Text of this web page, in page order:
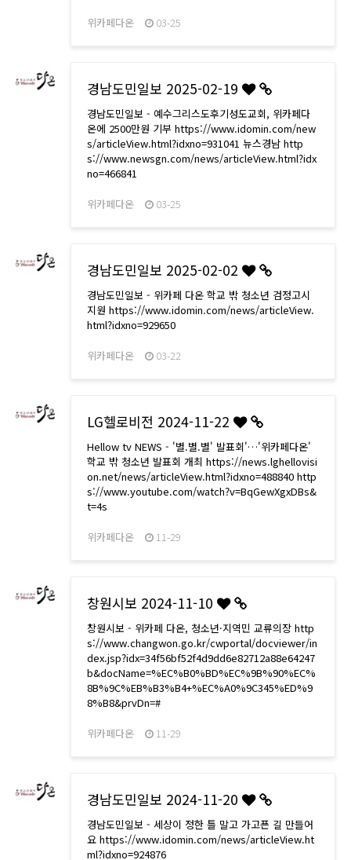
위카페다온 03-25
경남도민일보 2025-02-19
경남도민일보 - 예수그리스도후기성도교회, 위카페다
온에 2500만원 기부 https://www.idomin.com/new
s/articleView.html?idxno=931041 뉴스경남 http
s://www.newsgn.com/news/articleView.html?idx
no=466841
위카페다온 03-25
경남도민일보 2025-02-02
경남도민일보 - 위카페 다온 학교 밖 청소년 검정고시
지원 https://www.idomin.com/news/articleView.
html?idxno=929650
위카페다온 03-22
LG헬로비전 2024-11-22
Hellow tv NEWS - '별.별.별' 발표회'…'위카페다온'
학교 밖 청소년 발표회 개최 https://news.lghellovisi
on.net/news/articleView.html?idxno=488840 http
s://www.youtube.com/watch?v=BqGewXgxDBs&
t=4s
위카페다온 11-29
창원시보 2024-11-10
창원시보 - 위카페 다온, 청소년·지역민 교류의장 http
s://www.changwon.go.kr/cwportal/docviewer/in
dex.jsp?idx=34f56bf52f4d9dd6e82712a88e64247
b&docName=%EC%B0%BD%EC%9B%90%EC%
8B%9C%EB%B3%B4+%EC%A0%9C345%ED%9
8%B8&prvDn=#
위카페다온 11-29
경남도민일보 2024-11-20
경남도민일보 - 세상이 정한 틀 말고 가고픈 길 만들어
요 https://www.idomin.com/news/articleView.ht
ml?idxno=924876